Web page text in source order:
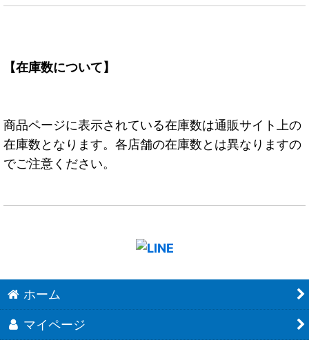
【在庫数について】
商品ページに表示されている在庫数は通販サイト上の
在庫数となります。各店舗の在庫数とは異なりますの
でご注意ください。
ホーム
マイページ